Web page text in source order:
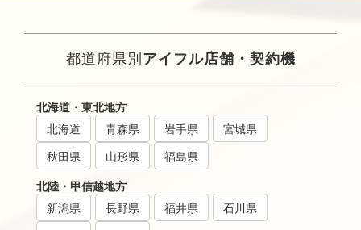
都道府県別アイフル店舗・契約機
北海道・東北地方
北海道
青森県 岩手県
宮城県
秋田県
山形県
福島県
北陸・甲信越地方
新潟県
長野県 福井県
石川県